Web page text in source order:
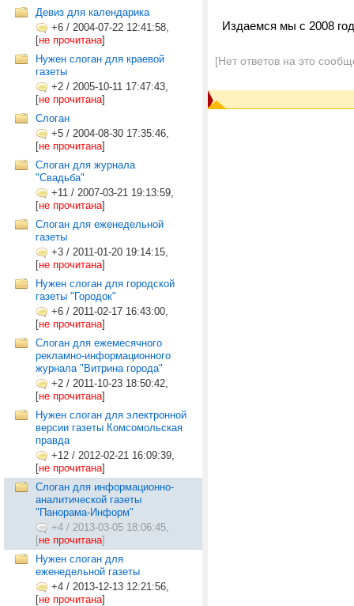
Девиз для календарика
+6 / 2004-07-22 12:41:58,
[не прочитана]
Нужен слоган для краевой
газеты
+2 / 2005-10-11 17:47:43,
[не прочитана]
Слоган
+5 / 2004-08-30 17:35:46,
[не прочитана]
Слоган для журнала
"Свадьба"
+11 / 2007-03-21 19:13:59,
[не прочитана]
Слоган для еженедельной
газеты
+3 / 2011-01-20 19:14:15,
[не прочитана]
Нужен слоган для городской
газеты "Городок"
+6 / 2011-02-17 16:43:00,
[не прочитана]
Слоган для ежемесячного
рекламно-информационного
журнала "Витрина города"
+2 / 2011-10-23 18:50:42,
[не прочитана]
Нужен слоган для электронной
версии газеты Комсомольская
правда
+12 / 2012-02-21 16:09:39,
[не прочитана]
Слоган для информационно-
аналитической газеты
"Панорама-Информ"
+4 / 2013-03-05 18:06:45,
[не прочитана]
Нужен слоган для
еженедельной газеты
+4 / 2013-12-13 12:21:56,
[не прочитана]
Издаемся мы с 2008
[Нет ответов на это